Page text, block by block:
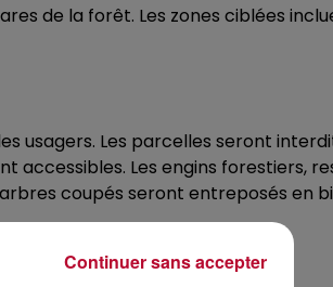
de la forêt. Les zones ciblées
usagers. Les parcelles seront
Les engins forestiers,
coupés seront entreposés en
Continuer sans accepter